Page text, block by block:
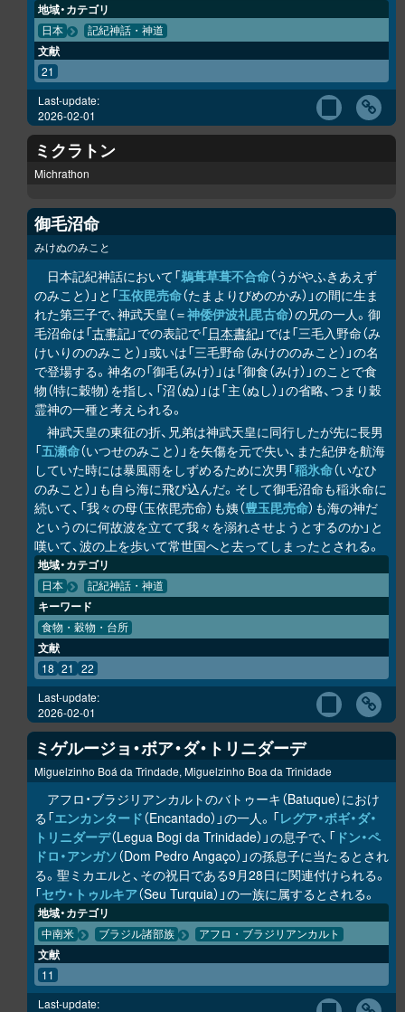
地域・カテゴリ
日本 記紀神話・神道
文献
21
Last-update:
2026-02-01
ミクラトン
Michrathon
御毛沼命
みけぬのみこと
日本記紀神話において「鵜葺草葺不合命（うがやふきあえず
のみこと）」と「玉依毘売命（たまよりびめのかみ）」の間に生ま
れた第三子で、神武天皇（＝神倭伊波礼毘古命）の兄の一人。御
毛沼命は「古事記」での表記で「日本書紀」では「三毛入野命（み
けいりののみこと）」或いは「三毛野命（みけののみこと）」の名
で登場する。神名の「御毛（みけ）」は「御食（みけ）」のことで食
物（特に穀物）を指し、「沼（ぬ）」は「主（ぬし）」の省略、つまり穀
霊神の一種と考えられる。
神武天皇の東征の折、兄弟は神武天皇に同行したが先に長男
「五瀬命（いつせのみこと）」を矢傷を元で失い、また紀伊を航海
していた時には暴風雨をしずめるために次男「稲氷命（いなひ
のみこと）」も自ら海に飛び込んだ。そして御毛沼命も稲氷命に
続いて、「我々の母（玉依毘売命）も姨（豊玉毘売命）も海の神だ
というのに何故波を立てて我々を溺れさせようとするのか」と
嘆いて、波の上を歩いて常世国へと去ってしまったとされる。
地域・カテゴリ
日本 記紀神話・神道
キーワード
食物・穀物・台所
文献
18 21 22
Last-update:
2026-02-01
ミゲルージョ・ボア・ダ・トリニダーデ
Miguelzinho Boá da Trindade, Miguelzinho Boa da Trinidade
アフロ・ブラジリアンカルトのバトゥーキ（Batuque）におけ
る「エンカンタード（Encantado）」の一人。「レグア・ボギ・ダ・
トリニダーデ（Legua Bogi da Trinidade）」の息子で、「 ドン・ペ
ドロ・アンガソ（Dom Pedro Angaço）」の孫息子に当たるとされ
る。聖ミカエルと、その祝日である9月28日に関連付けられる。
「セウ・トゥルキア（Seu Turquia）」の一族に属するとされる。
地域・カテゴリ
中南米 ブラジル諸部族 アフロ・ブラジリアンカルト
文献
11
Last-update: